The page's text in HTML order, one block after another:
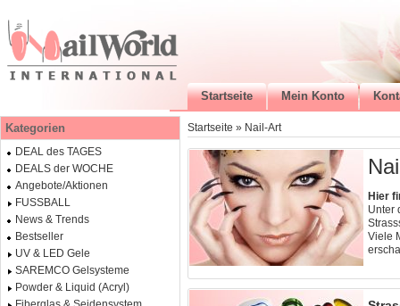
Startseite Mein Konto
Startseite » Nail-Art
Hier
Unter
Viele
Kategorien
DEAL des TAGES
DEALS der WOCHE
Angebote/Aktionen
FUSSBALL
News & Trends
Bestseller
UV & LED Gele
SAREMCO Gelsysteme
Powder & Liquid (Acryl)